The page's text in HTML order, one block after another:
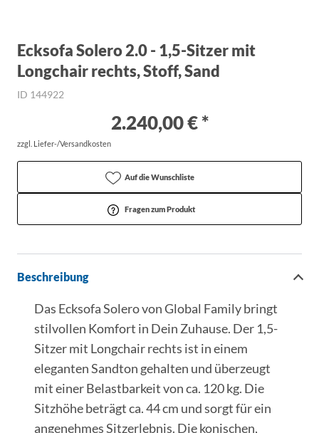
Ecksofa Solero 2.0 - 1,5-Sitzer mit
Longchair rechts, Stoff, Sand
ID 144922
2.240,00 € *
zzgl. Liefer-/Versandkosten
Auf die Wunschliste
Fragen zum Produkt
Beschreibung
Das Ecksofa Solero von Global Family bringt
stilvollen Komfort in Dein Zuhause. Der 1,5-
Sitzer mit Longchair rechts ist in einem
eleganten Sandton gehalten und überzeugt
mit einer Belastbarkeit von ca. 120 kg. Die
Sitzhöhe beträgt ca. 44 cm und sorgt für ein
angenehmes Sitzerlebnis. Die konischen,